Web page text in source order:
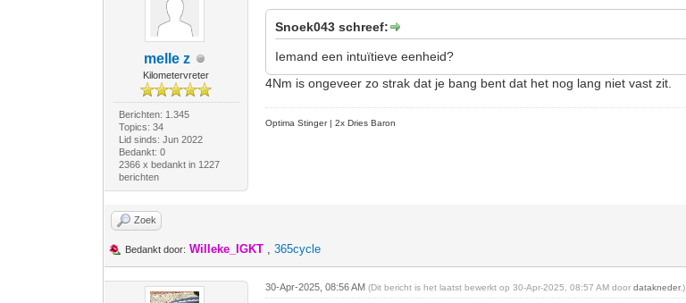
melle z
Kilometervreter
Berichten: 1.345
Topics: 34
Lid sinds: Jun 2022
Bedankt: 0
2366 x bedankt in 1227
berichten
Snoek043 schreef:
Iemand een intuïtieve eenheid?
4Nm is ongeveer zo strak dat je bang bent dat het nog lang niet vast zit.
Optima Stinger |2x Dries Baron
Zoek
Bedankt door: Willeke_IGKT ,365cycle
30-Apr-2025, 08:56 AM(Dit bericht is het laatst bewerkt op 30-Apr-2025, 08:57 AM doordatakneder.)